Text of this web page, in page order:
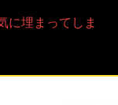
に埋まってしま